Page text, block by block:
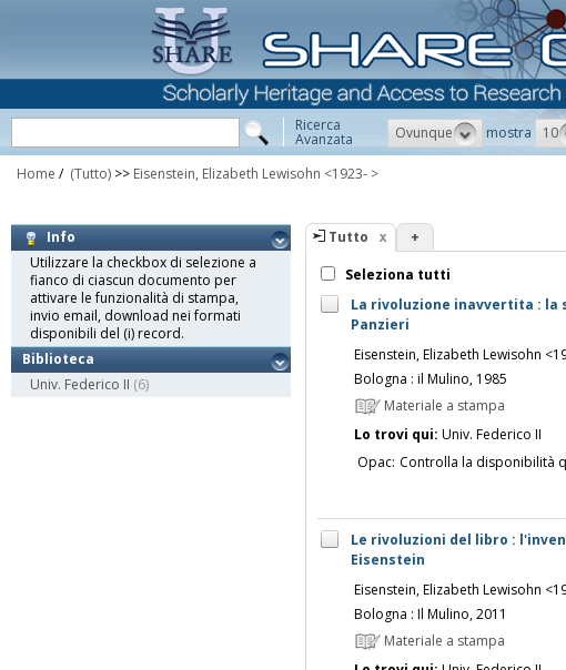
Ricerca
Avanzata Ovunque mostra 10
Home / (Tutto) >> Eisenstein, Elizabeth Lewisohn <1923- >
Info
Utilizzare la checkbox di selezione a
fianco di ciascun documento per
attivare le funzionalità di stampa,
invio email, download nei formati
disponibili del (i) record.
Biblioteca
Univ. Federico II (6)
Tutto +
Seleziona tutti
La rivoluzione inavvertita : la
Panzieri
Eisenstein, Elizabeth Lewisohn
Bologna : il Mulino, 1985
Materiale a stampa
Lo trovi qui: Univ. Federico II
Opac: Controlla la disponibilità
Le rivoluzioni del libro :
Eisenstein
Eisenstein, Elizabeth Lewisohn
Bologna : Il Mulino, 2011
Materiale a stampa